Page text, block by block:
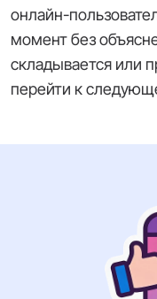
онлайн-
момент без
складывается или
перейти к